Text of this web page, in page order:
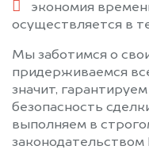
экономия
осуществляется в
Мы заботимся о
придерживаемся
значит,
безопасность
выполняем в